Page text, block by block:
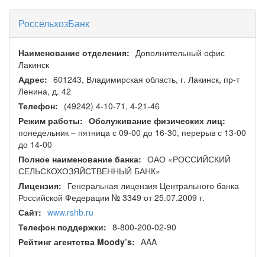
РоссельхозБанк
Наименование отделения: Дополнительный офис
Лакинск
Адрес: 601243, Владимирская область, г. Лакинск, пр-т
Ленина, д. 42
Телефон: (49242) 4-10-71, 4-21-46
Режим работы: Обслуживание физических лиц:
понедельник – пятница с 09-00 до 16-30, перерыв с 13-00
до 14-00
Полное наименование банка: ОАО «РОССИЙСКИЙ
СЕЛЬСКОХОЗЯЙСТВЕННЫЙ БАНК»
Лицензия: Генеральная лицензия Центрального банка
Российской Федерации № 3349 от 25.07.2009 г.
Сайт: www.rshb.ru
Телефон поддержки: 8-800-200-02-90
Рейтинг агентства Moody’s: AAA